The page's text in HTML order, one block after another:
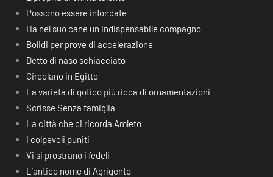
Possono essere infondate
Ha nel suo cane un indispensabile compagno
Bolidi per prove di accelerazione
Detto di naso schiacciato
Circolano in Egitto
La varietà di gotico più ricca di ornamentazioni
Scrisse Senza famiglia
La città che ci ricorda Amleto
I colpevoli puniti
Vi si prostrano i fedeli
L’antico nome di Agrigento